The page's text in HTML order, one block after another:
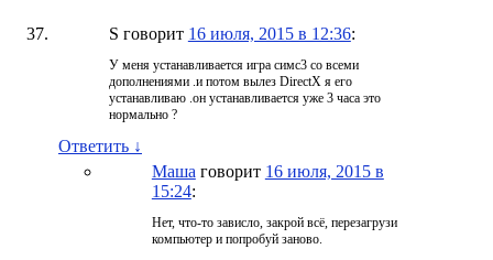
S говорит 16 июля, 2015 в 12:36:
У меня устанавливается игра симс3 со всеми
дополнениями .и потом вылез DirectX я его
устанавливаю .он устанавливается уже 3 часа это
нормально ?
Ответить ↓
Маша говорит 16 июля, 2015 в
15:24:
Нет, что-то зависло, закрой всё, перезагрузи
компьютер и попробуй заново.